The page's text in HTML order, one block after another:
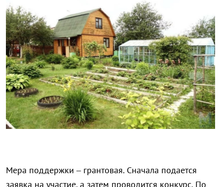
Мера поддержки – грантовая. Сначала подается
заявка на участие, а затем проводится конкурс. По